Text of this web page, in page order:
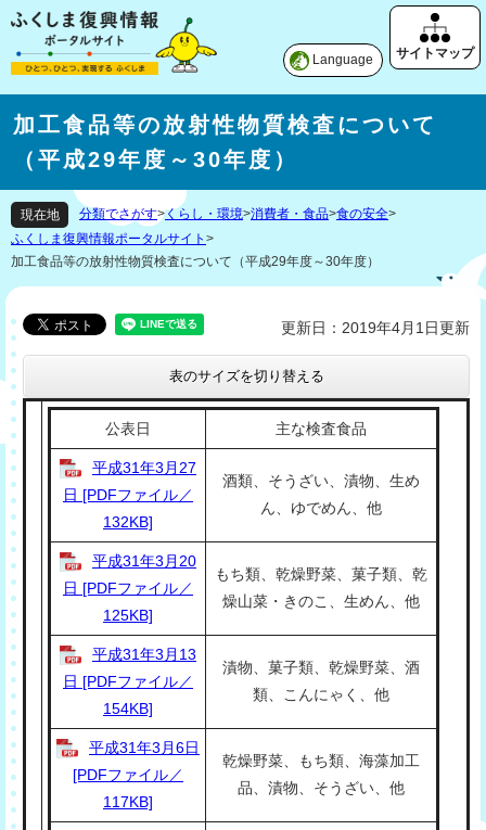
Language
加工食品等の放射性物質検査について
（平成29年度～30年度）
現在地 分類でさがす>くらし・環境>消費者・食品>食の安全>
ふくしま復興情報ポータルサイト >
加工食品等の放射性物質検査について（平成29年度～30年度）
更新日：2019年4月1日更新
表のサイズを切り替える
公表日 主な検査食品
平成31年3月27
日 [PDFファイル／
132KB]
酒類、そうざい、漬物、生め
ん、ゆでめん、他
平成31年3月20
日 [PDFファイル／
125KB]
もち類、乾燥野菜、菓子類、乾
燥山菜・きのこ、生めん、他
平成31年3月13
日 [PDFファイル／
154KB]
漬物、菓子類、乾燥野菜、酒
類、こんにゃく、他
平成31年3月6日
[PDFファイル／
117KB]
乾燥野菜、もち類、海藻加工
品、漬物、そうざい、他